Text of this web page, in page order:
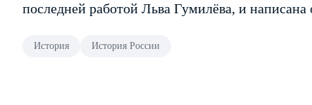
последней работой Льва Гумилёва, и
История История России